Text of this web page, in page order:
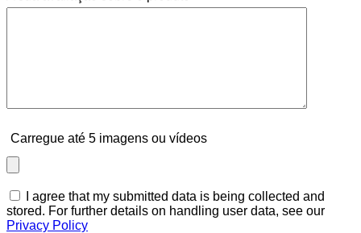
Carregue até 5 imagens ou vídeos
I agree that my submitted data is being collected and
stored. For further details on handling user data, see our
Privacy Policy